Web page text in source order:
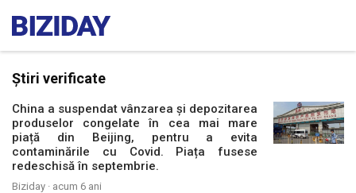
Știri verificate
China a suspendat vânzarea și depozitarea
produselor congelate în cea mai mare
piață din Beijing, pentru a evita
contaminările cu Covid. Piața fusese
redeschisă în septembrie.
Biziday · acum 6 ani